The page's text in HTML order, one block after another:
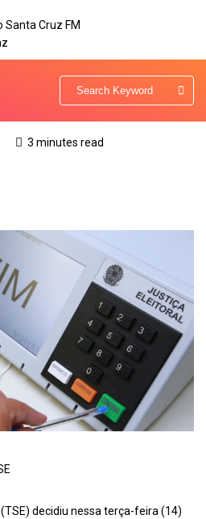
3 minutes read
decidiu nessa terça-feira (14)